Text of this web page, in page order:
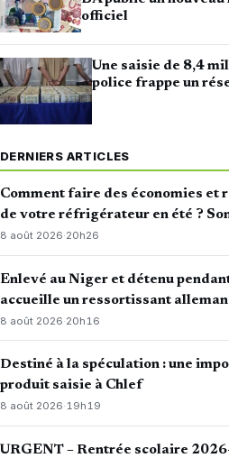
officiel
Une saisie de 8,4
police frappe un
DERNIERS ARTICLES
Comment faire des économies et
de votre réfrigérateur en été ?
8 août 2026·20h26
Enlevé au Niger et détenu
accueille un ressortissant
8 août 2026·20h16
Destiné à la spéculation : une
produit saisie à Chlef
8 août 2026·19h19
URGENT – Rentrée scolaire